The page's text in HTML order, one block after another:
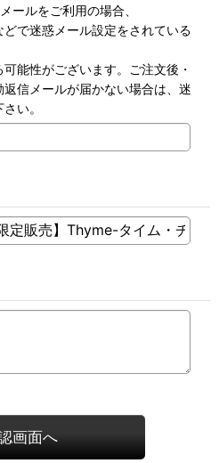
ールをご利用の場合、
で迷惑メール設定をされている
能性がございます。ご注文後・
信メールが届かない場合は、迷
い。
画面へ